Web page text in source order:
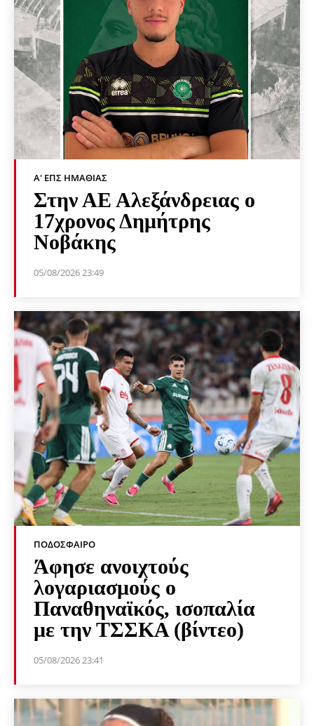
Α' ΕΠΣ ΗΜΑΘΊΑΣ
Στην ΑΕ Αλεξάνδρειας ο
17χρονος Δημήτρης
Νοβάκης
05/08/2026 23:49
ΠΟΔΌΣΦΑΙΡΟ
Άφησε ανοιχτούς
λογαριασμούς ο
Παναθηναϊκός, ισοπαλία
με την ΤΣΣΚΑ (βίντεο)
05/08/2026 23:41